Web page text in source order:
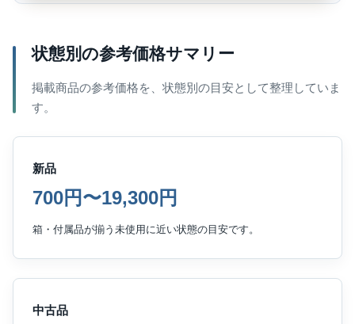
状態別の参考価格サマリー
掲載商品の参考価格を、状態別の目安として整理していま
す。
新品
700円〜19,300円
箱・付属品が揃う未使用に近い状態の目安です。
中古品